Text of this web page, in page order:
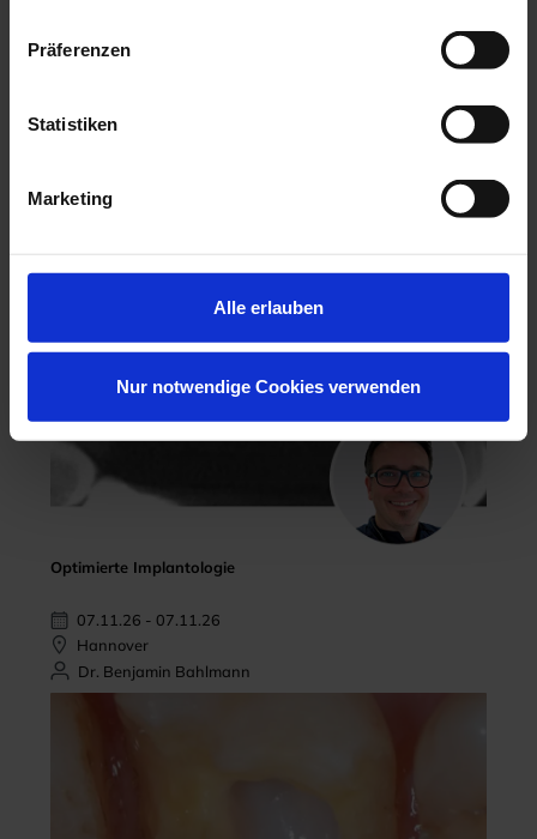
Präferenzen
Statistiken
Marketing
Alle erlauben
Nur notwendige Cookies verwenden
06.11.26 - 07.11.26
Dr. Hanni Lohmar
Optimierte Implantologie
07.11.26 - 07.11.26
Hannover
Dr. Benjamin Bahlmann